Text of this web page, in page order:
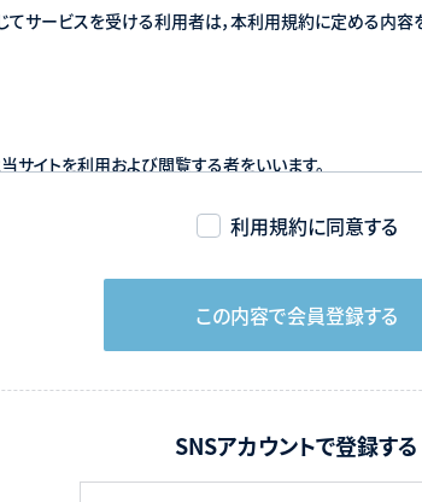
てサービスを受ける利用者は，本利用規約に定める内
当サイトを利用および閲覧する者をいいます。
」とは，利用者のうち，当サイトに登録後に当サイトを通
者」とは，利用者のうち，当サイトに登録後に当サイトを
料」とは，セミナー企業が実施するセミナーに参加する
は，当サイトが設置する掲示板に求人情報を掲載する会社
利用規約に同意する
この内容で会員登録する
SNSアカウントで登録する